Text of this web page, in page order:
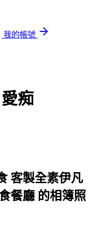
我的帳號
痴
客製全素伊凡
餐廳 的相簿照